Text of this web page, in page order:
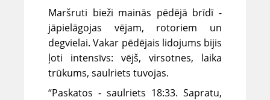
Maršruti bieži mainās pēdējā brīdī -
jāpielāgojas vējam, rotoriem un
degvielai. Vakar pēdējais lidojums bijis
ļoti intensīvs: vējš, virsotnes, laika
trūkums, saulriets tuvojas.
“Paskatos - saulriets 18:33. Sapratu,